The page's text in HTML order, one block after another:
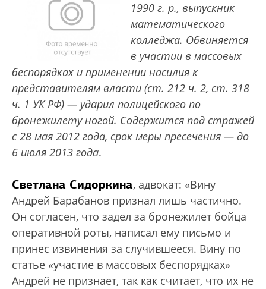
1990 г. р., выпускник
математического
колледжа. Обвиняется
в участии в массовых
беспорядках и применении насилия к
представителям власти (ст. 212 ч. 2, ст. 318
ч. 1 УК РФ) — ударил полицейского по
бронежилету ногой. Содержится под стражей
с 28 мая 2012 года, срок меры пресечения — до
6 июля 2013 года.
Светлана Сидоркина, адвокат: «Вину
Андрей Барабанов признал лишь частично.
Он согласен, что задел за бронежилет бойца
оперативной роты, написал ему письмо и
принес извинения за случившееся. Вину по
статье «участие в массовых беспорядках»
Андрей не признает, так как считает, что их не